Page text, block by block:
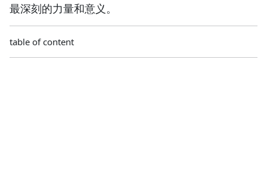
最深刻的力量和意义。
table of content